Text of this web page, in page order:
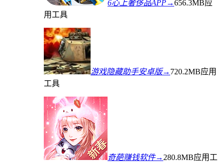
6心上奢侈品APP→656.3MB应
用工具
游戏隐藏助手安卓版→ 720.2MB应用
工具
奇葩赚钱软件→ 280.8MB应用工